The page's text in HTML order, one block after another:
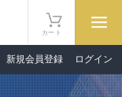
カート
新規会員登録 ログイン